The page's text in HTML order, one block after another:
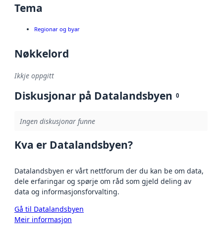
Tema
Regionar og byar
Nøkkelord
Ikkje oppgitt
Diskusjonar på Datalandsbyen 0
Ingen diskusjonar funne
Kva er Datalandsbyen?
Datalandsbyen er vårt nettforum der du kan be om data,
dele erfaringar og spørje om råd som gjeld deling av
data og informasjonsforvalting.
Gå til Datalandsbyen
Meir informasjon